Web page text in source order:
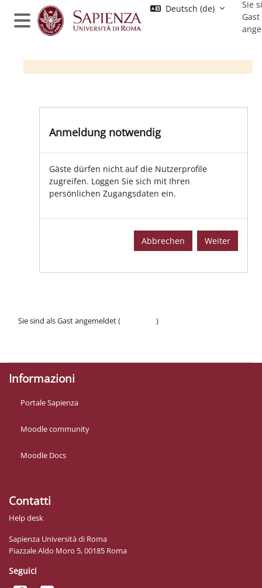
Zum Hauptinhalt
Website-Übersicht
Deutsch ‎(de)‎
Sie
Gast
Anmeldung notwendig
Gäste dürfen nicht auf die Nutzerprofile
zugreifen. Loggen Sie sich mit Ihren
persönlichen Zugangsdaten ein.
Abbrechen Weiter
Sie sind als Gast angemeldet (
)
Informazioni
Portale Sapienza
Moodle community
Moodle Docs
Contatti
Help desk
Sapienza Università di Roma
Piazzale Aldo Moro 5, 00185 Roma
Seguici